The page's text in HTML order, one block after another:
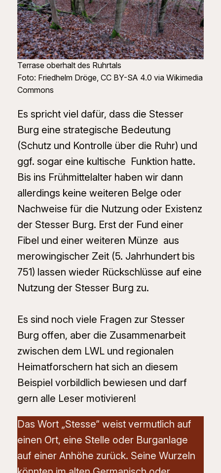
Terrase oberhalt des Ruhrtals
Foto: Friedhelm Dröge, CC BY-SA 4.0 via Wikimedia
Commons
Es spricht viel dafür, dass die Stesser
Burg eine strategische Bedeutung
(Schutz und Kontrolle über die Ruhr) und
ggf. sogar eine kultische Funktion hatte.
Bis ins Frühmittelalter haben wir dann
allerdings keine weiteren Belge oder
Nachweise für die Nutzung oder Existenz
der Stesser Burg. Erst der Fund einer
Fibel und einer weiteren Münze aus
merowingischer Zeit (5. Jahrhundert bis
751) lassen wieder Rückschlüsse auf eine
Nutzung der Stesser Burg zu.
Es sind noch viele Fragen zur Stesser
Burg offen, aber die Zusammenarbeit
zwischen dem LWL und regionalen
Heimatforschern hat sich an diesem
Beispiel vorbildlich bewiesen und darf
gern alle Leser motivieren!
Das Wort „Stesse“ weist vermutlich auf
einen Ort, eine Stelle oder Burganlage
auf einer Anhöhe zurück. Seine Wurzeln